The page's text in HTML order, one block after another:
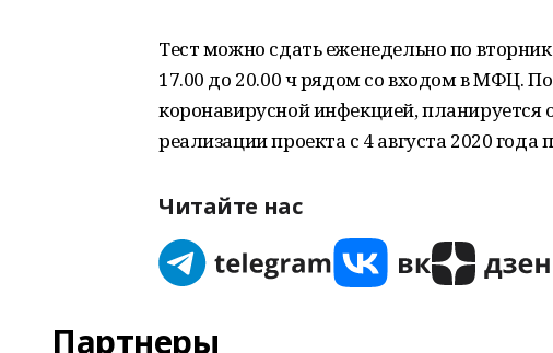
Тест можно сдать еженедельно по
17.00 до 20.00 ч рядом со входом в МФЦ.
коронавирусной инфекцией,
реализации проекта с 4 августа 2020 года
Читайте нас
Партнеры